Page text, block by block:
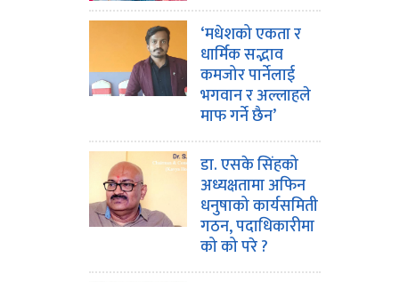
‘मधेशको एकता र
धार्मिक सद्भाव
कमजोर पार्नेलाई
भगवान र अल्लाहले
माफ गर्ने छैन’
डा. एसके सिंहको
अध्यक्षतामा अफिन
धनुषाको कार्यसमिती
गठन, पदाधिकारीमा
को को परे ?